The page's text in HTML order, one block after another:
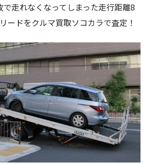
走れなくなってしまった走行距離8
ードをクルマ買取ソコカラで査定！